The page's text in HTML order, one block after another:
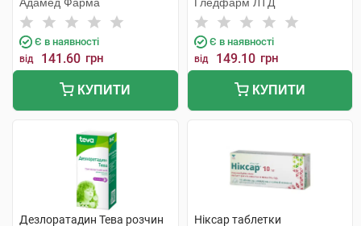
Є в наявності
від 141.60 грн
КУПИТИ
Є в наявності
від 149.10 грн
КУПИТИ
Дезлоратадин Тева розчин Ніксар таблетки